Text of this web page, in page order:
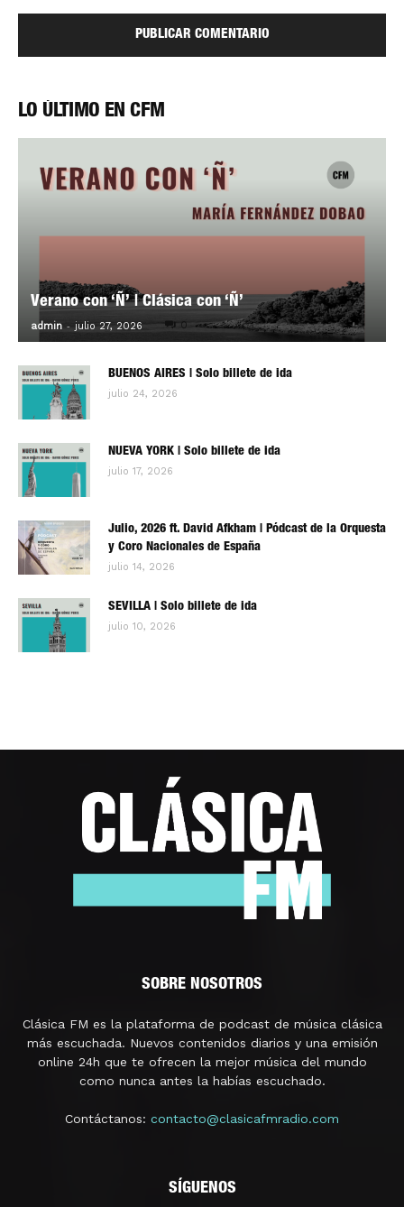
LO ÚLTIMO EN CFM
Verano con ‘Ñ’ | Clásica con ‘Ñ’
admin - julio 27, 2026 0
BUENOS AIRES | Solo billete de ida
julio 24, 2026
NUEVA YORK | Solo billete de ida
julio 17, 2026
Julio, 2026 ft. David Afkham | Pódcast de la Orquesta
y Coro Nacionales de España
julio 14, 2026
SEVILLA | Solo billete de ida
julio 10, 2026
SOBRE NOSOTROS
Clásica FM es la plataforma de podcast de música clásica
más escuchada. Nuevos contenidos diarios y una emisión
online 24h que te ofrecen la mejor música del mundo
como nunca antes la habías escuchado.
Contáctanos: contacto@clasicafmradio.com
SÍGUENOS